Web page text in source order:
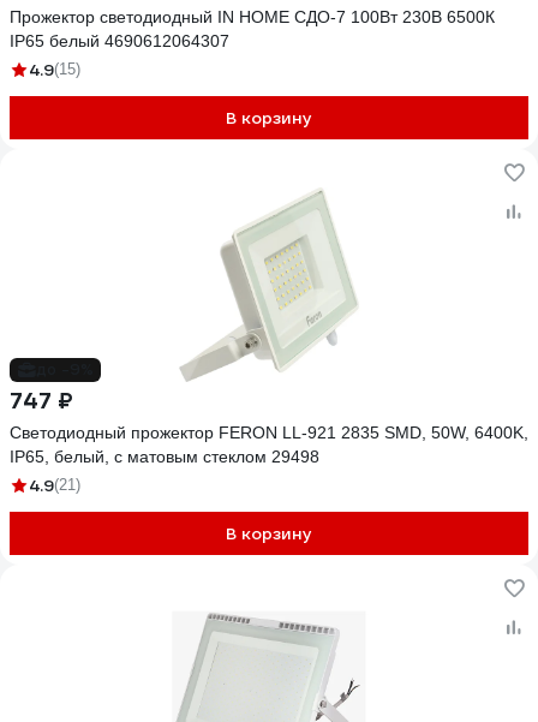
Прожектор светодиодный IN HOME СДО-7 100Вт 230В 6500К
IP65 белый 4690612064307
4.9(15)
В корзину
747 ₽
Светодиодный прожектор FERON LL-921 2835 SMD, 50W, 6400K,
IP65, белый, с матовым стеклом 29498
4.9(21)
В корзину